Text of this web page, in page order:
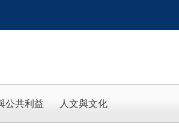
公共利益 人文與文化